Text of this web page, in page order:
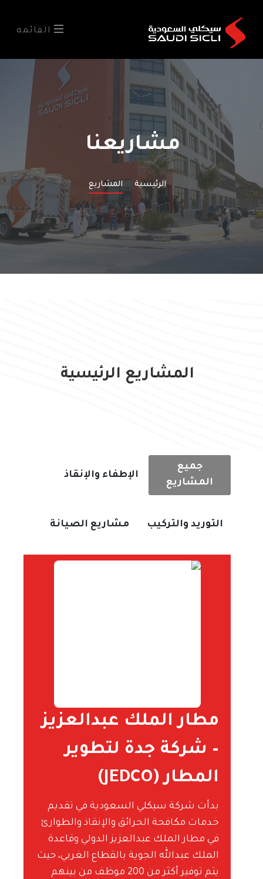
القائمه
مشاريعنا
الرئيسية المشاريع
المشاريع الرئيسية
جميع
المشاريع
الإطفاء والإنقاذ
التوريد والتركيب مشاريع الصيانة
مطار الملك عبدالعزيز
– شركة جدة لتطوير
المطار (JEDCO)
بدأت شركة سيكلي السعودية في تقديم
خدمات مكافحة الحرائق والإنقاذ والطوارئ
في مطار الملك عبدالعزيز الدولي وقاعدة
الملك عبدالله الجوية بالقطاع الغربي، حيث
يتم توفير أكثر من 200 موظف من بينهم